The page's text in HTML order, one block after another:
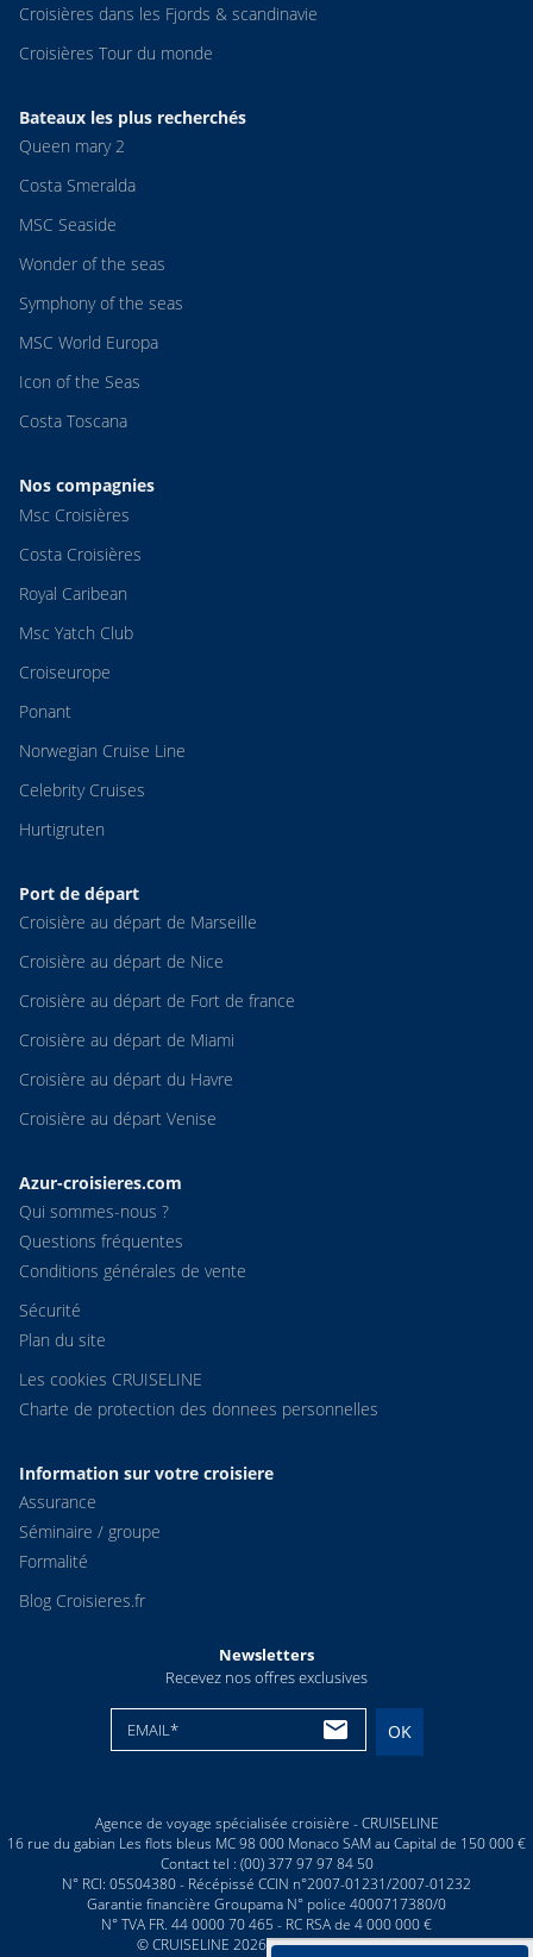
Croisières dans les Fjords & scandinavie
Croisières Tour du monde
Bateaux les plus recherchés
Queen mary 2
Costa Smeralda
MSC Seaside
Wonder of the seas
Symphony of the seas
MSC World Europa
Icon of the Seas
Costa Toscana
Nos compagnies
Msc Croisières
Costa Croisières
Royal Caribean
Msc Yatch Club
Croiseurope
Ponant
Norwegian Cruise Line
Celebrity Cruises
Hurtigruten
Port de départ
Croisière au départ de Marseille
Croisière au départ de Nice
Croisière au départ de Fort de france
Croisière au départ de Miami
Croisière au départ du Havre
Croisière au départ Venise
Azur-croisieres.com
Qui sommes-nous ?
Questions fréquentes
Conditions générales de vente
Sécurité
Plan du site
Les cookies CRUISELINE
Charte de protection des donnees personnelles
Information sur votre croisiere
Assurance
Séminaire / groupe
Formalité
Blog Croisieres.fr
Newsletters
Recevez nos offres exclusives
EMAIL* OK
Agence de voyage spécialisée croisière - CRUISELINE
16 rue du gabian Les flots bleus MC 98 000 Monaco SAM au Capital de 150 000 €
Contact tel : (00) 377 97 97 84 50
N° RCI: 05S04380 - Récépissé CCIN n°2007-01231/2007-01232
Garantie financière Groupama N° police 4000717380/0
N° TVA FR. 44 0000 70 465 - RC RSA de 4 000 000 €
© CRUISELINE 2026 - all rights reserved